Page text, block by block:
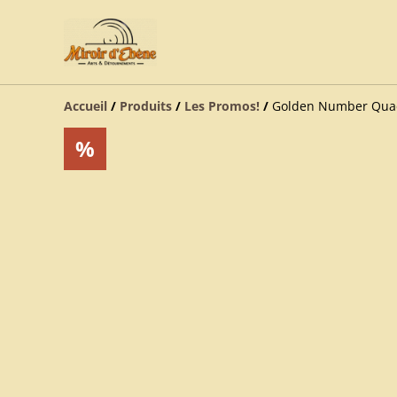
Accueil / Produits / Les Promos! / Golden Number
%